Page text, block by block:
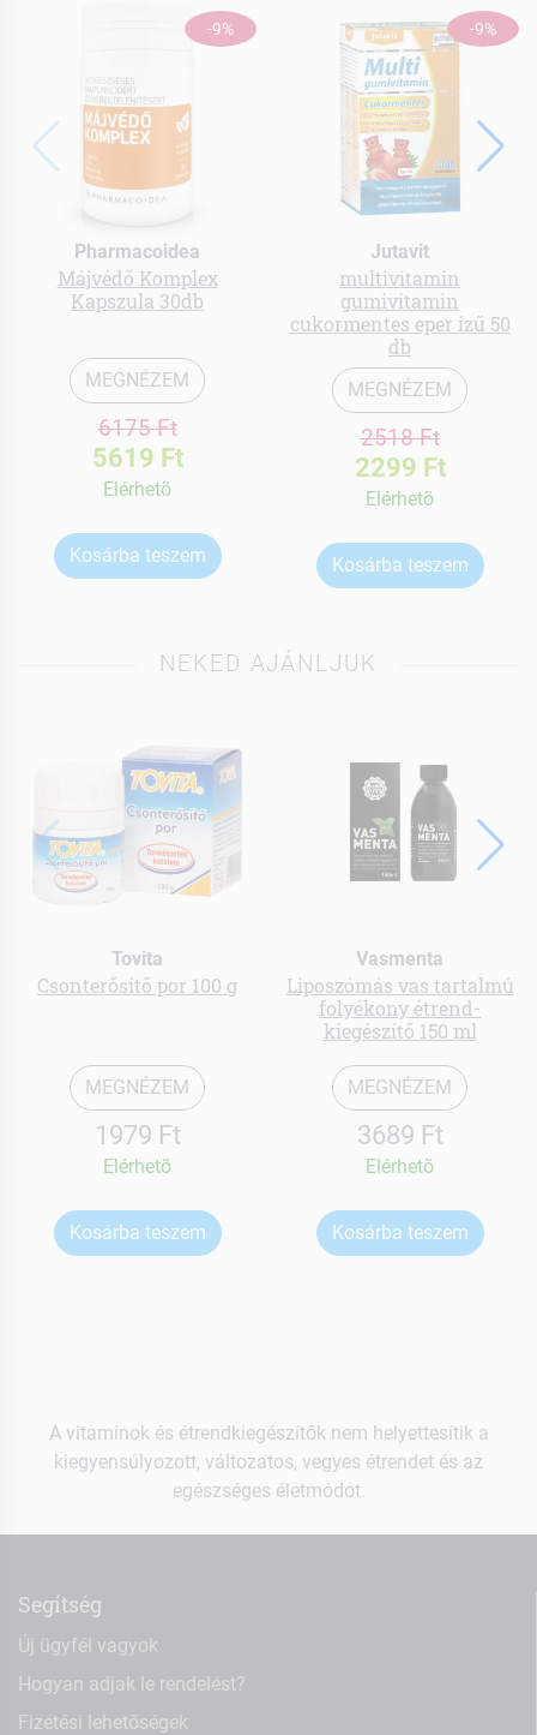
-9%
Pharmacoidea
Májvédő Komplex
Kapszula 30db
MEGNÉZEM
6175 Ft
5619 Ft
Elérhetõ
Kosárba teszem
-9%
Jutavit
multivitamin
gumivitamin
cukormentes eper ízű 50
db
MEGNÉZEM
2518 Ft
2299 Ft
Elérhetõ
Kosárba teszem
NEKED AJÁNLJUK
Tovita
Csonterősítő por 100 g
MEGNÉZEM
1979 Ft
Elérhetõ
Kosárba teszem
Vasmenta
Liposzómás vas tartalmú
folyékony étrend-
kiegészítő 150 ml
MEGNÉZEM
3689 Ft
Elérhetõ
Kosárba teszem
A vitaminok és étrendkiegészítők nem helyettesítik a
kiegyensúlyozott, változatos, vegyes étrendet és az
egészséges életmódot.
Segítség
Új ügyfél vagyok
Hogyan adjak le rendelést?
Fizetési lehetőségek